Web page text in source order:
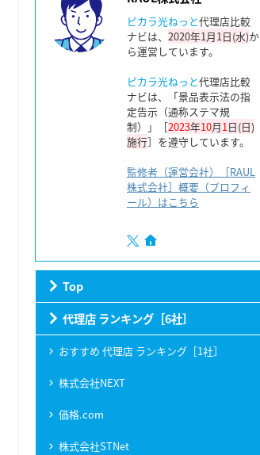
ピカラ光ねっと代理店比較
ナビは、 2020年1月1日(水)か
ら運営しています。
ピカラ光ねっと代理店比較
ナビは、「景品表示法の指
定告示（通称ステマ規
制）」［2023年10月1日(日)
施行］を遵守しています。
監修者（運営会社）［RAUL
株式会社］概要（プロフィ
ール）はこちら
Top
代理店 ランキング［6社］
おすすめ 代理店 ランキング［1社］
株式会社NEXT
価格.com
株式会社STNet